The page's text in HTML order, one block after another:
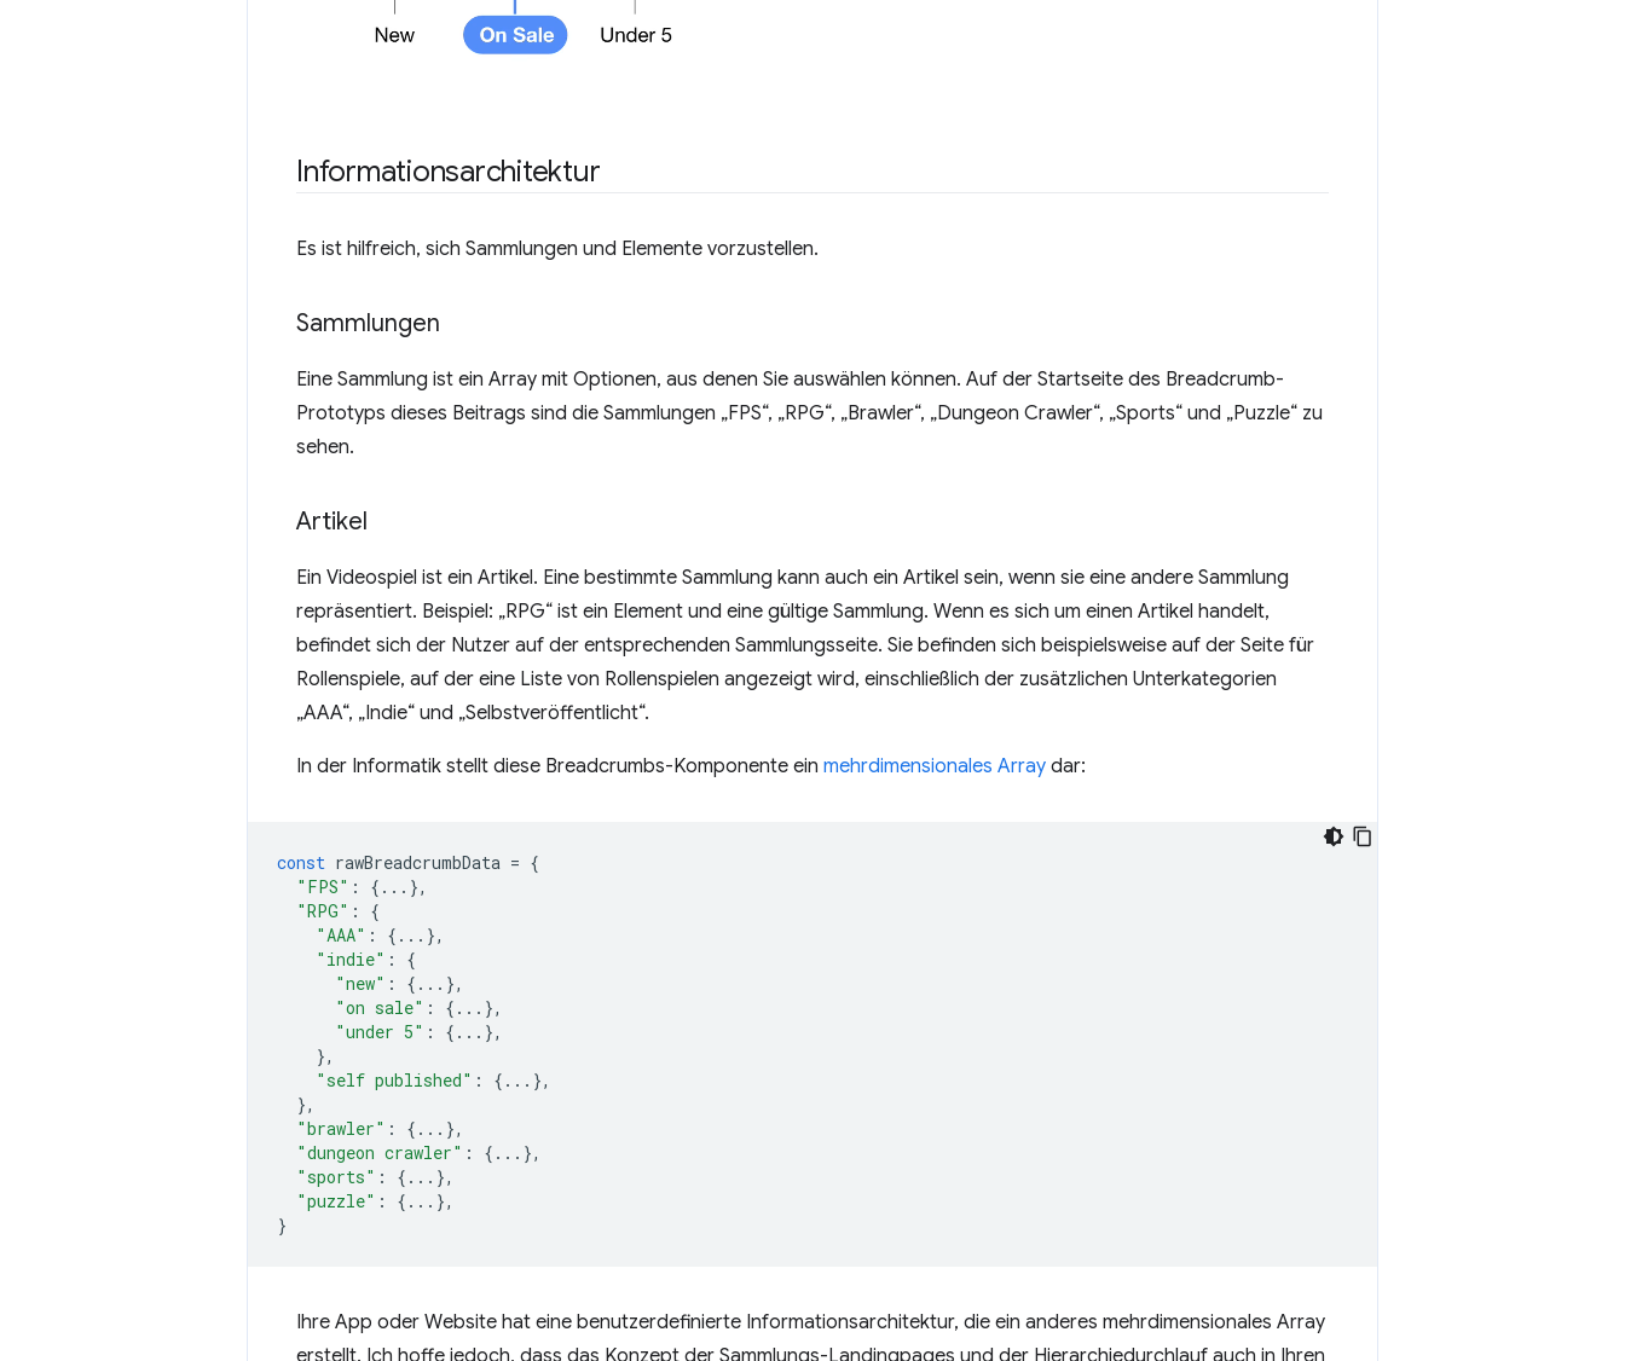
Informationsarchitektur
Es ist hilfreich, sich Sammlungen und Elemente vorzustellen.
Sammlungen
Eine Sammlung ist ein Array mit Optionen, aus denen Sie auswählen können. Auf der Startseite des Breadcrumb-
Prototyps dieses Beitrags sind die Sammlungen „FPS“, „RPG“, „Brawler“, „Dungeon Crawler“, „Sports“ und „Puzzle“ zu
sehen.
Artikel
Ein Videospiel ist ein Artikel. Eine bestimmte Sammlung kann auch ein Artikel sein, wenn sie eine andere Sammlung
repräsentiert. Beispiel: „RPG“ ist ein Element und eine gültige Sammlung. Wenn es sich um einen Artikel handelt,
befindet sich der Nutzer auf der entsprechenden Sammlungsseite. Sie befinden sich beispielsweise auf der Seite für
Rollenspiele, auf der eine Liste von Rollenspielen angezeigt wird, einschließlich der zusätzlichen Unterkategorien
„AAA“, „Indie“ und „Selbstveröffentlicht“.
In der Informatik stellt diese Breadcrumbs-Komponente ein mehrdimensionales Array dar:
const rawBreadcrumbData = {
"FPS" :
{...},
"RPG" :
{
"AAA" :
{...},
"indie" :
{
"new" :
{...},
"on sale" :
{...},
"under 5" :
{...},
},
"self published" :
{...},
},
"brawler" :
{...},
"dungeon crawler" :
{...},
"sports" :
{...},
"puzzle" :
{...},
}
Ihre App oder Website hat eine benutzerdefinierte Informationsarchitektur, die ein anderes mehrdimensionales Array